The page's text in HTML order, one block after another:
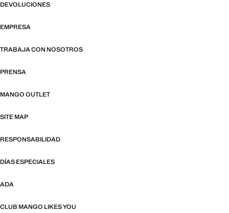
DEVOLUCIONES
EMPRESA
TRABAJA CON NOSOTROS
PRENSA
MANGO OUTLET
SITE MAP
RESPONSABILIDAD
DÍAS ESPECIALES
ADA
CLUB MANGO LIKES YOU